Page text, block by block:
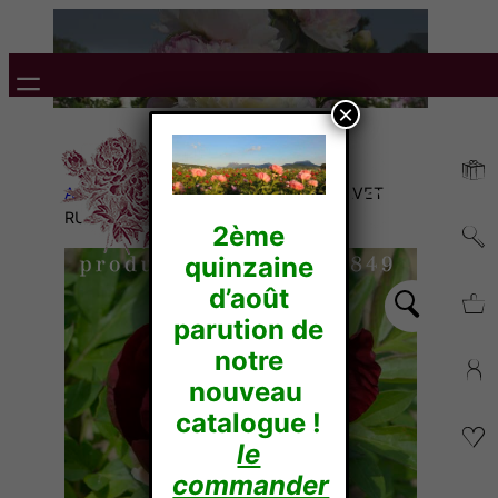
Accueil/Itoh Hybrides/ SONOMA VELVET
RUBY
2ème
quinzaine
d’août
parution de
notre
nouveau
catalogue !
le
commander
×